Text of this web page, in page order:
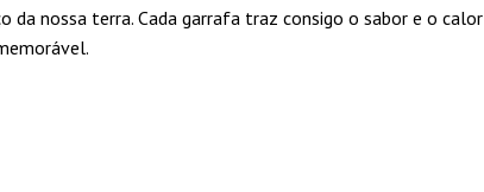
da nossa terra. Cada garrafa traz consigo o sabor e o calor